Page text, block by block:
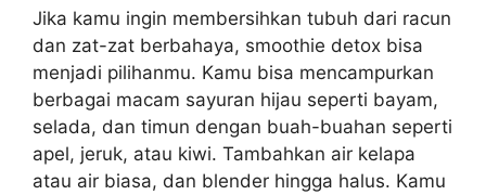
Jika kamu ingin membersihkan tubuh dari racun
dan zat-zat berbahaya, smoothie detox bisa
menjadi pilihanmu. Kamu bisa mencampurkan
berbagai macam sayuran hijau seperti bayam,
selada, dan timun dengan buah-buahan seperti
apel, jeruk, atau kiwi. Tambahkan air kelapa
atau air biasa, dan blender hingga halus. Kamu